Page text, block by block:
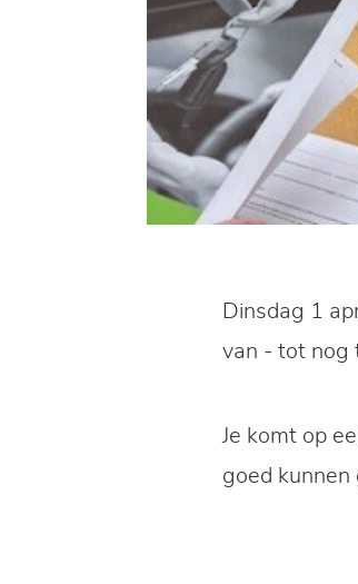
Dinsdag 1
van - tot nog
Je komt op
goed kunnen